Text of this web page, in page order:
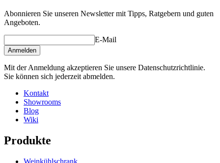
Abonnieren Sie unseren Newsletter mit Tipps, Ratgebern und guten
Angeboten.
E-Mail
Anmelden
Mit der Anmeldung akzeptieren Sie unsere Datenschutzrichtlinie.
Sie können sich jederzeit abmelden.
Kontakt
Showrooms
Blog
Wiki
Produkte
Weinkühlschrank